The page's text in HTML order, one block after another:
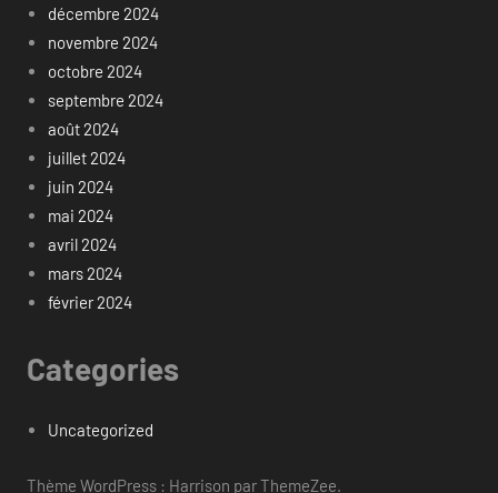
décembre 2024
novembre 2024
octobre 2024
septembre 2024
août 2024
juillet 2024
juin 2024
mai 2024
avril 2024
mars 2024
février 2024
Categories
Uncategorized
Thème WordPress : Harrison par ThemeZee.